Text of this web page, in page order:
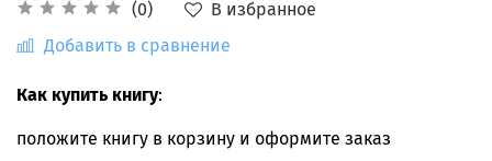
(0)
В избранное
Добавить в сравнение
Как купить книгу:
положите книгу в корзину и оформите заказ